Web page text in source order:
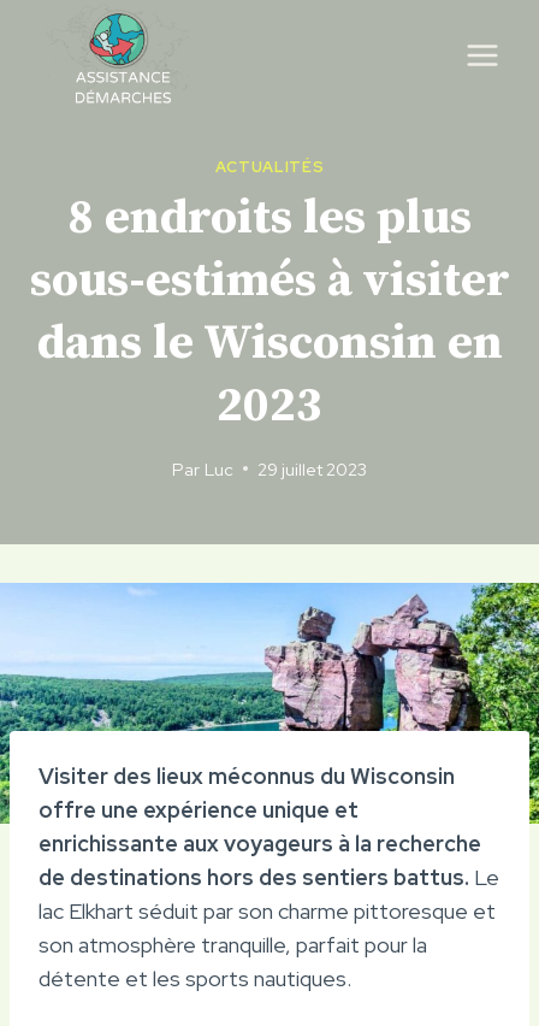
content
ACTUALITÉS
8 endroits les plus
sous-estimés à visiter
dans le Wisconsin en
2023
Par Luc 29 juillet 2023
Visiter des lieux méconnus du Wisconsin
offre une expérience unique et
enrichissante aux voyageurs à la recherche
de destinations hors des sentiers battus. Le
lac Elkhart séduit par son charme pittoresque et
son atmosphère tranquille, parfait pour la
détente et les sports nautiques.